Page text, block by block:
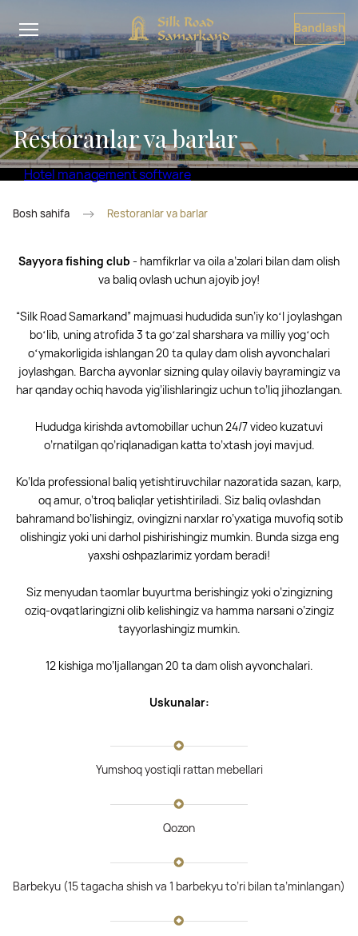
Bandlash
Restoranlar va barlar
Hotel management software
Bosh sahifa Restoranlar va barlar
Sayyora fishing club - hamfikrlar va oila a’zolari bilan dam olish
va baliq ovlash uchun ajoyib joy!
“Silk Road Samarkand” majmuasi hududida sunʼiy koʻl joylashgan
boʻlib, uning atrofida 3 ta goʻzal sharshara va milliy yogʻoch
oʻymakorligida ishlangan 20 ta qulay dam olish ayvonchalari
joylashgan. Barcha ayvonlar sizning qulay oilaviy bayramingiz va
har qanday ochiq havoda yig’ilishlaringiz uchun to’liq jihozlangan.
Hududga kirishda avtomobillar uchun 24/7 video kuzatuvi
o’rnatilgan qo’riqlanadigan katta to’xtash joyi mavjud.
Ko‘lda professional baliq yetishtiruvchilar nazoratida sazan, karp,
oq amur, o‘troq baliqlar yetishtiriladi. Siz baliq ovlashdan
bahramand bo’lishingiz, ovingizni narxlar ro’yxatiga muvofiq sotib
olishingiz yoki uni darhol pishirishingiz mumkin. Bunda sizga eng
yaxshi oshpazlarimiz yordam beradi!
Siz menyudan taomlar buyurtma berishingiz yoki o’zingizning
oziq-ovqatlaringizni olib kelishingiz va hamma narsani o’zingiz
tayyorlashingiz mumkin.
12 kishiga mo’ljallangan 20 ta dam olish ayvonchalari.
Uskunalar:
Yumshoq yostiqli rattan mebellari
Qozon
Barbekyu (15 tagacha shish va 1 barbekyu to’ri bilan ta’minlangan)